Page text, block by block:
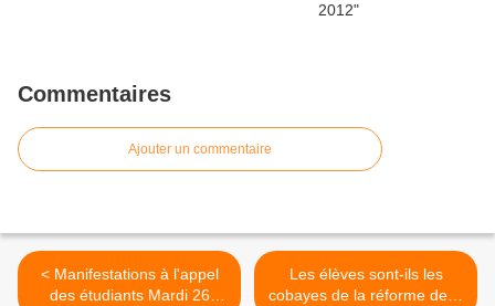
Commentaires
Ajouter un commentaire
< Manifestations à l'appel
des étudiants Mardi 26
Les élèves sont-ils les
cobayes de la réforme de la